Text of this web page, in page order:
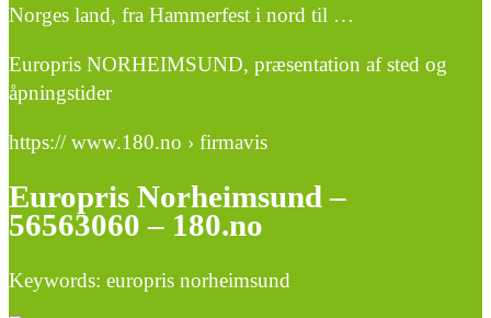
Norges land, fra Hammerfest i nord til …
Europris NORHEIMSUND, præsentation af sted og
åpningstider
https:// www.180.no › firmavis
Europris Norheimsund –
56563060 – 180.no
Keywords: europris norheimsund